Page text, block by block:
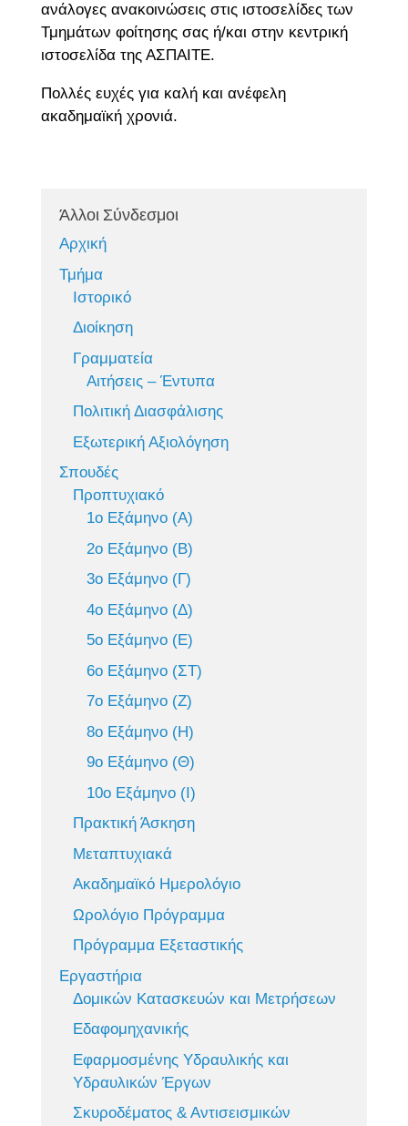
ανάλογες ανακοινώσεις στις ιστοσελίδες των
Τμημάτων φοίτησης σας ή/και στην κεντρική
ιστοσελίδα της ΑΣΠΑΙΤΕ.
Πολλές ευχές για καλή και ανέφελη
ακαδημαϊκή χρονιά.
Άλλοι Σύνδεσμοι
Αρχική
Τμήμα
Ιστορικό
Διοίκηση
Γραμματεία
Αιτήσεις – Έντυπα
Πολιτική Διασφάλισης
Εξωτερική Αξιολόγηση
Σπουδές
Προπτυχιακό
1ο Εξάμηνο (Α)
2ο Εξάμηνο (Β)
3ο Εξάμηνο (Γ)
4ο Εξάμηνο (Δ)
5ο Εξάμηνο (Ε)
6ο Εξάμηνο (ΣΤ)
7ο Εξάμηνο (Ζ)
8ο Εξάμηνο (Η)
9ο Εξάμηνο (Θ)
10ο Εξάμηνο (Ι)
Πρακτική Άσκηση
Μεταπτυχιακά
Ακαδημαϊκό Ημερολόγιο
Ωρολόγιο Πρόγραμμα
Πρόγραμμα Εξεταστικής
Εργαστήρια
Δομικών Κατασκευών και Μετρήσεων
Εδαφομηχανικής
Εφαρμοσμένης Υδραυλικής και
Υδραυλικών Έργων
Σκυροδέματος & Αντισεισμικών